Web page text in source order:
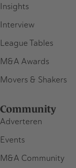
Insights
Interview
League Tables
M&A Awards
Movers & Shakers
Community
Adverteren
Events
M&A Community